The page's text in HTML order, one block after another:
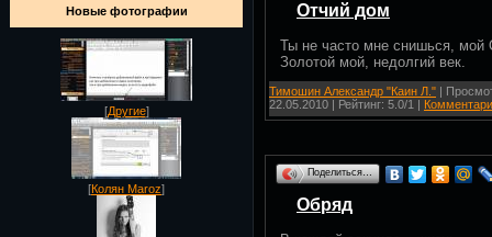
Новые фотографии
[Другие]
[Колян Maroz]
Отчий дом
Ты не часто мне снишься, мой
Золотой мой, недолгий век.
Тимошин Александр "Каин Л." |
22.05.2010 | Рейтинг: 5.0/1 |
Поделиться…
Обряд